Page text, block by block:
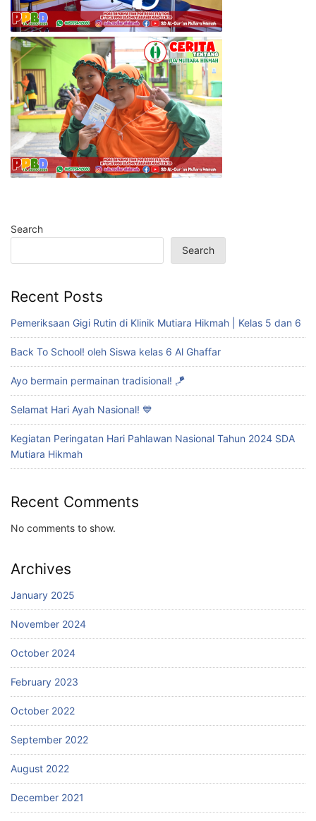
Search
Search
Recent Posts
Pemeriksaan Gigi Rutin di Klinik Mutiara Hikmah | Kelas 5 dan 6
Back To School! oleh Siswa kelas 6 Al Ghaffar
Ayo bermain permainan tradisional! 🪁
Selamat Hari Ayah Nasional! 💙
Kegiatan Peringatan Hari Pahlawan Nasional Tahun 2024 SDA
Mutiara Hikmah
Recent Comments
No comments to show.
Archives
January 2025
November 2024
October 2024
February 2023
October 2022
September 2022
August 2022
December 2021